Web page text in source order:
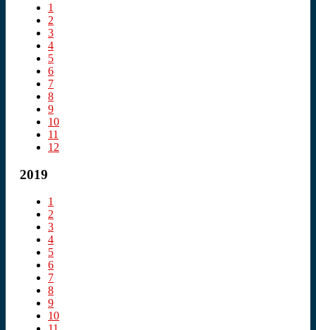
1
2
3
4
5
6
7
8
9
10
11
12
2019
1
2
3
4
5
6
7
8
9
10